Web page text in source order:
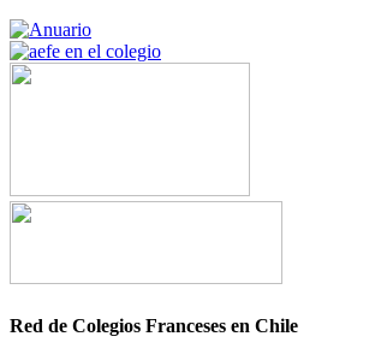
Red de Colegios Franceses en Chile